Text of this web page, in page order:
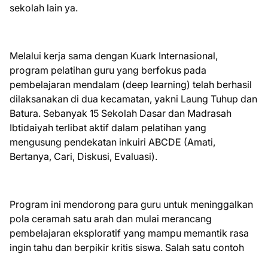
sekolah lain ya.
Melalui kerja sama dengan Kuark Internasional,
program pelatihan guru yang berfokus pada
pembelajaran mendalam (deep learning) telah berhasil
dilaksanakan di dua kecamatan, yakni Laung Tuhup dan
Batura. Sebanyak 15 Sekolah Dasar dan Madrasah
Ibtidaiyah terlibat aktif dalam pelatihan yang
mengusung pendekatan inkuiri ABCDE (Amati,
Bertanya, Cari, Diskusi, Evaluasi).
Program ini mendorong para guru untuk meninggalkan
pola ceramah satu arah dan mulai merancang
pembelajaran eksploratif yang mampu memantik rasa
ingin tahu dan berpikir kritis siswa. Salah satu contoh